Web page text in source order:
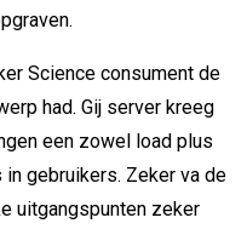
Science consument de
had. Gij server kreeg
een zowel load plus
gebruikers. Zeker va de
uitgangspunten zeker